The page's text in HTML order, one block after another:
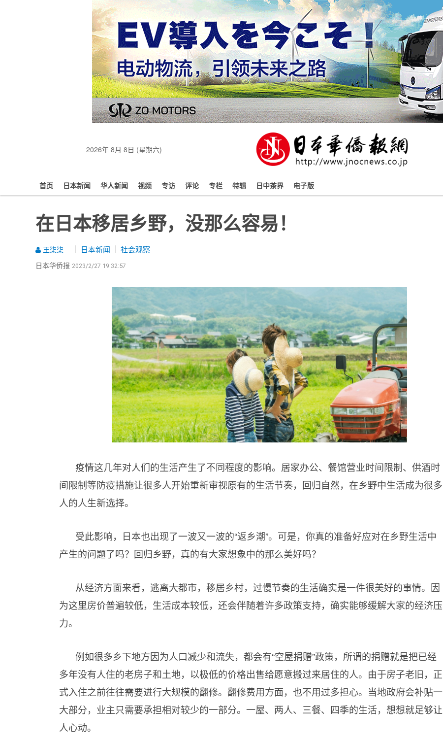
2026年 8月 8日 (星期六)
首页 日本新闻 华人新闻 视频 专访 评论 专栏 特辑 日中茶界 电子版
在日本移居乡野，没那么容易！
王柒柒 日本新闻 社会观察
日本华侨报 2023/2/27 19:32:57
疫情这几年对人们的生活产生了不同程度的影响。居家办公、餐馆营业时间限制、供酒时
间限制等防疫措施让很多人开始重新审视原有的生活节奏，回归自然，在乡野中生活成为很多
人的人生新选择。
受此影响，日本也出现了一波又一波的“返乡潮”。可是，你真的准备好应对在乡野生活中
产生的问题了吗？回归乡野，真的有大家想象中的那么美好吗？
从经济方面来看，逃离大都市，移居乡村，过慢节奏的生活确实是一件很美好的事情。因
为这里房价普遍较低，生活成本较低，还会伴随着许多政策支持，确实能够缓解大家的经济压
力。
例如很多乡下地方因为人口减少和流失，都会有“空屋捐赠”政策，所谓的捐赠就是把已经
多年没有人住的老房子和土地，以极低的价格出售给愿意搬过来居住的人。由于房子老旧，正
式入住之前往往需要进行大规模的翻修。翻修费用方面，也不用过多担心。当地政府会补贴一
大部分，业主只需要承担相对较少的一部分。一屋、两人、三餐、四季的生活，想想就足够让
人心动。